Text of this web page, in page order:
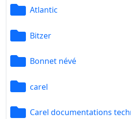
Atlantic
Bitzer
Bonnet névé
carel
Carel documentations